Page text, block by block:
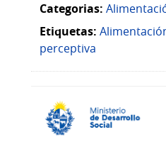
Categorias:
Etiquetas:
perceptiva